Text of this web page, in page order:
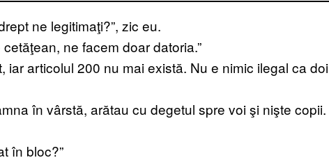
ne legitimaţi?”, zic eu.
ne facem doar datoria.”
iar articolul 200 nu mai există. Nu e nimic ilegal ca doi
în vârstă, arătau cu degetul spre voi şi nişte copii.
în bloc?”